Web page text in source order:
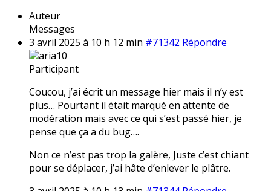
Auteur
Messages
3 avril 2025 à 10 h 12 min #71342 Répondre
aria10
Participant
Coucou, j’ai écrit un message hier mais il n’y est
plus… Pourtant il était marqué en attente de
modération mais avec ce qui s’est passé hier, je
pense que ça a du bug….
Non ce n’est pas trop la galère, Juste c’est chiant
pour se déplacer, j’ai hâte d’enlever le plâtre.